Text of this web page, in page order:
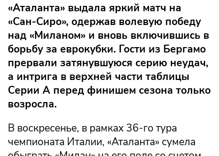
«Аталанта» выдала яркий матч на
«Сан-Сиро», одержав волевую победу
над «Миланом» и вновь включившись в
борьбу за еврокубки. Гости из Бергамо
прервали затянувшуюся серию неудач,
а интрига в верхней части таблицы
Серии А перед финишем сезона только
возросла.
В воскресенье, в рамках 36-го тура
чемпионата Италии, «Аталанта» сумела